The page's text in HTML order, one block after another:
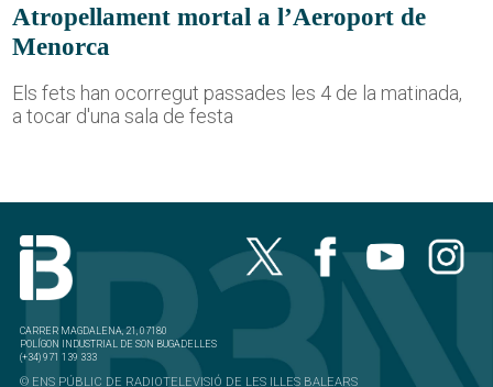
Atropellament mortal a l’Aeroport de
Menorca
Els fets han ocorregut passades les 4 de la matinada,
a tocar d'una sala de festa
CARRER MAGDALENA, 21, 07180
POLÍGON INDUSTRIAL DE SON BUGADELLES
(+34) 971 139 333
© ENS PÚBLIC DE RADIOTELEVISIÓ DE LES ILLES BALEARS